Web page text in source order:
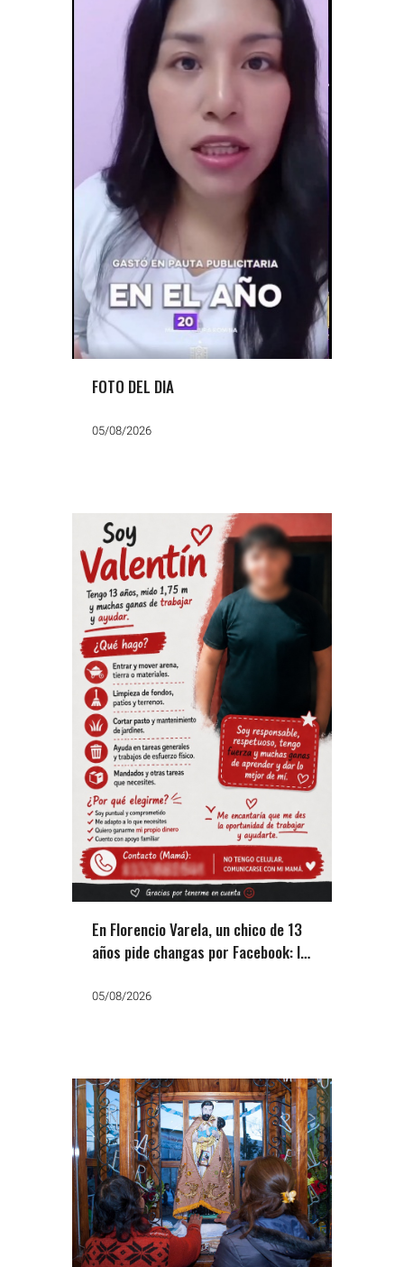
FOTO DEL DIA
05/08/2026
En Florencio Varela, un chico de 13
años pide changas por Facebook: la
05/08/2026